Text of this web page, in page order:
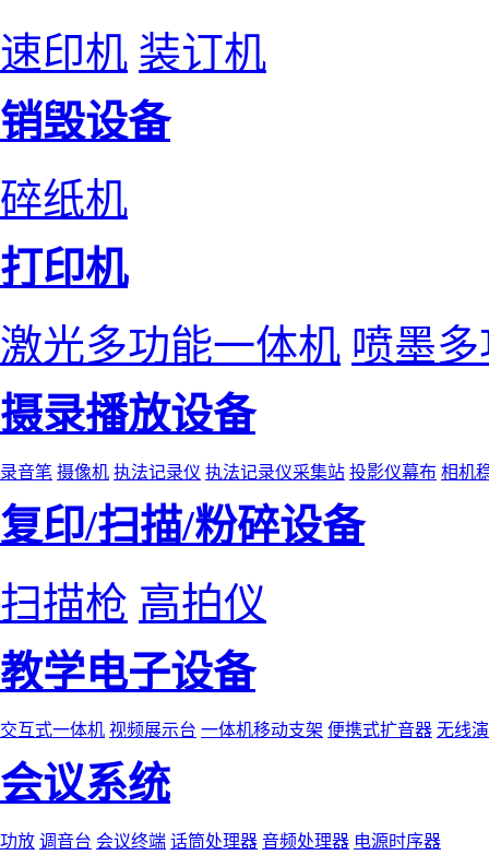
速印机 装订机
销毁设备
碎纸机
打印机
激光多功能一体机 喷墨
摄录播放设备
录音笔 摄像机 执法记录仪 执法记录仪采集站 投影仪幕布 相机
复印/扫描/粉碎设备
扫描枪 高拍仪
教学电子设备
交互式一体机 视频展示台 一体机移动支架 便携式扩音器 无线
会议系统
功放 调音台 会议终端 话筒处理器 音频处理器 电源时序器